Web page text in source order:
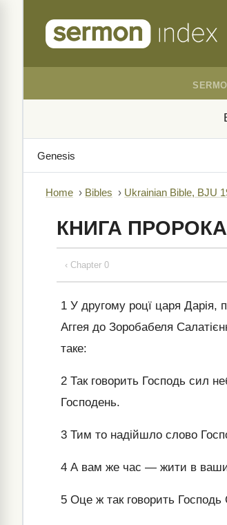
Home › Bibles › Ukrainian Bible, BJU
КНИГА
‹ Chapter 0
1 У другому роцї царя Дарія,
Аггея до Зоробабеля
таке:
2 Так говорить Господь сил
Господень.
3 Тим то надійшло слово
4 А вам же час — жити в
5 Оце ж так говорить Господь